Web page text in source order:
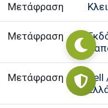
Μετάφραση
Μετάφραση
Μετάφραση